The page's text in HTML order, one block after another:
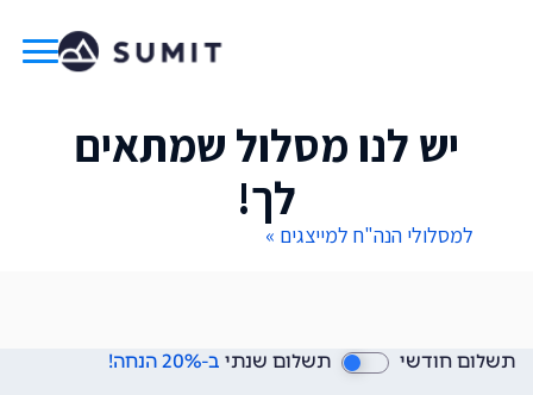
יש לנו מסלול שמתאים
לך!
למסלולי הנה"ח למייצגים »